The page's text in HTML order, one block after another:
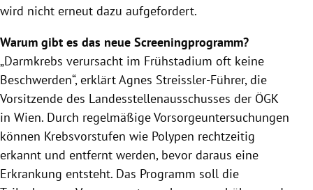
wird nicht erneut dazu aufgefordert.
Warum gibt es das neue Screeningprogramm?
„Darmkrebs verursacht im Frühstadium oft keine
Beschwerden“, erklärtAgnes Streissler-Führer, die
Vorsitzende des Landesstellenausschusses der ÖGK
in Wien. Durch regelmäßige Vorsorgeuntersuchungen
können Krebsvorstufen wie Polypen rechtzeitig
erkannt und entfernt werden, bevor daraus eine
Erkrankung entsteht. Das Programm soll die